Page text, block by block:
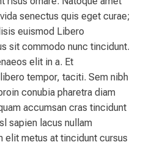
senectus quis eget curae;
euismod Libero
sit commodo nunc tincidunt.
elit in a. Et
tempor, taciti. Sem nibh
conubia pharetra diam
accumsan cras tincidunt
sapien lacus nullam
elit metus at tincidunt cursus